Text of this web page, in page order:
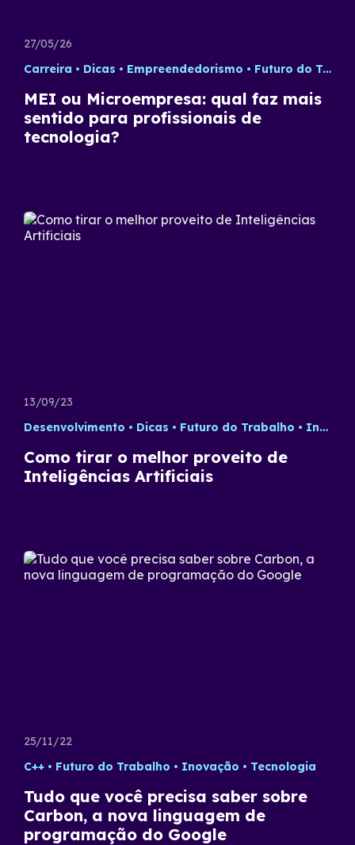
27/05/26
Carreira
Dicas Empreendedorismo Futuro do Trabalho
MEI ou Microempresa: qual faz mais
sentido para profissionais de
tecnologia?
13/09/23
Desenvolvimento
Dicas Futuro do Trabalho Inteligência Artificial
Como tirar o melhor proveito de
Inteligências Artificiais
25/11/22
C++
Futuro do Trabalho Inovação Tecnologia
Tudo que você precisa saber sobre
Carbon, a nova linguagem de
programação do Google